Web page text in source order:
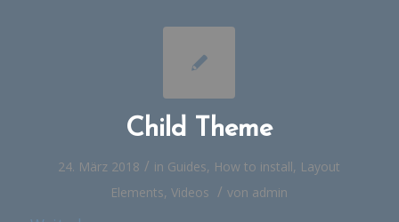
Child Theme
24. März 2018 / in Guides, How to install, Layout
Elements,Videos / von admin